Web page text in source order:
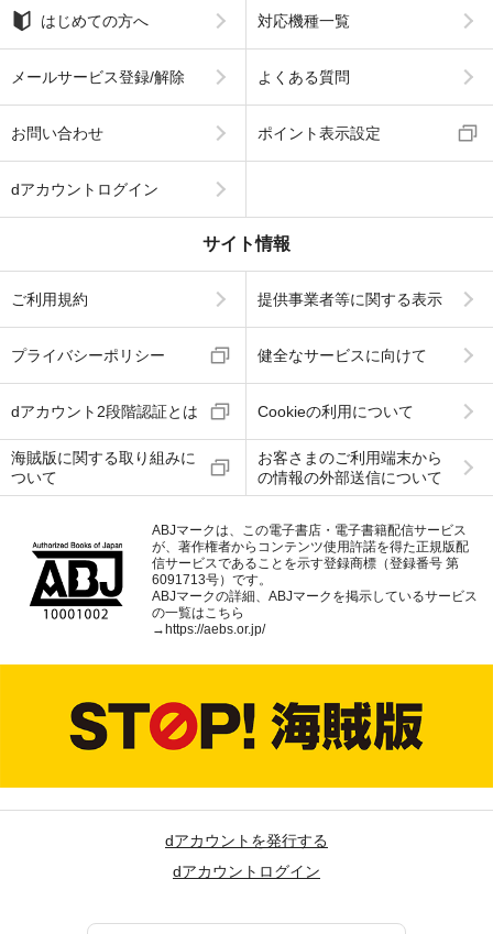
はじめての方へ 対応機種一覧
メールサービス登録/解除 よくある質問
お問い合わせ ポイント表示設定
dアカウントログイン
サイト情報
ご利用規約 提供事業者等に関する表示
プライバシーポリシー 健全なサービスに向けて
dアカウント2段階認証とは Cookieの利用について
海賊版に関する取り組みに
ついて
お客さまのご利用端末から
の情報の外部送信について
ABJマークは、この電子書店・電子書籍配信サービス
が、著作権者からコンテンツ使用許諾を得た正規版配
信サービスであることを示す登録商標（登録番号 第
6091713号）です。
ABJマークの詳細、ABJマークを掲示しているサービス
の一覧はこちら
→ https://aebs.or.jp/
dアカウントを発行する
dアカウントログイン